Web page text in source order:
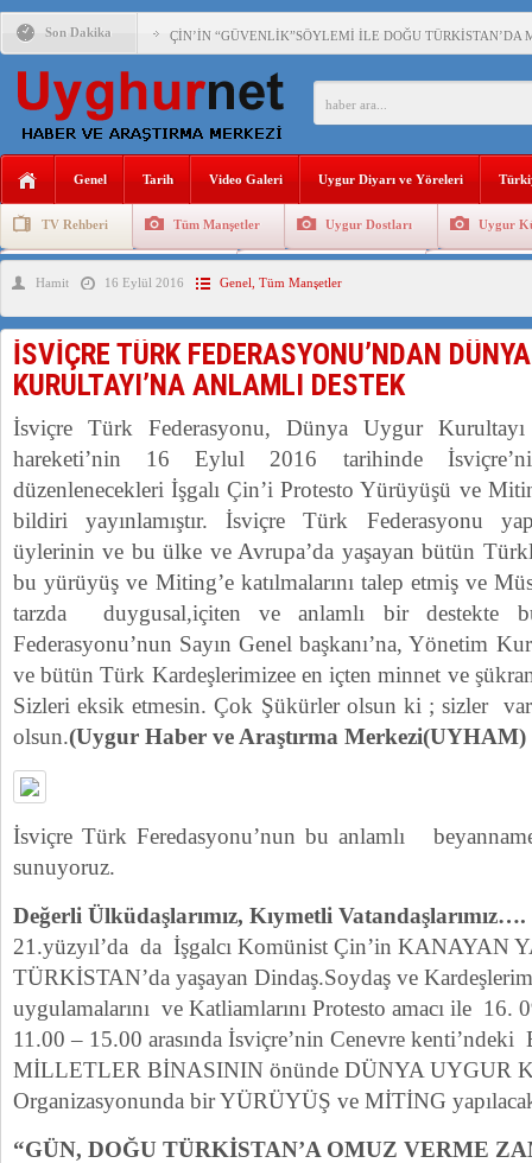
Son Dakika ÇİN’İN “GÜVENLİK”SÖYLEMİ İLE DOĞU TÜRKİSTAN’DA
PAKİSTAN,AFGANİSTAN’DA YAŞAYAN UYGURLARA
ANAHTAR PARTİ GENEL BAŞKANI AĞIRALİOĞLU :
ÇİN’İN DOĞU TÜRKİSTAN’DAKİ UYGULAMALARI
150 YILDIR KAYNAYAN YARAMIZ : ÇİN İŞGALİNDEKİ
ÇİN’İN UYGUR POLİTİKALARINI ÖVEN DİYANET
MHP’DEN URUMÇİ KATLİAMI MESAJİ : 05.07.2009
Genel Tarih Video Galeri Uygur Diyarı ve Yöreleri
TV Rehberi Tüm Manşetler Uygur Dostları Uygur
Uygurlarda Düğün ve Cenaze
Hamit 16 Eylül 2016 Genel Tüm Manşetler
İSVİÇRE TÜRK FEDERASYONU’NDAN
KURULTAYI’NA ANLAMLI DESTEK
İsviçre Türk Federasyonu, Dünya Uygur
hareketi’nin 16 Eylul 2016 tarihinde
düzenlenecekleri İşgalı Çin’i Protesto Yürüyüşü ve
bildiri yayınlamıştır. İsviçre Türk Federasyonu
üylerinin ve bu ülke ve Avrupa’da yaşayan bütün
bu yürüyüş ve Miting’e katılmalarını talep etmiş ve
tarzda duygusal,içiten ve anlamlı bir destekte
Federasyonu’nun Sayın Genel başkanı’na, Yönetim
ve bütün Türk Kardeşlerimizee en içten minnet ve
Sizleri eksik etmesin. Çok Şükürler olsun ki ; sizler
olsun.(Uygur Haber ve Araştırma Merkezi(UYHAM)
İsviçre Türk Feredasyonu’nun bu anlamlı
sunuyoruz.
Değerli Ülküdaşlarımız, Kıymetli Vatandaşlarımız….
21.yüzyıl’da da İşgalcı Komünist Çin’in KANAYAN
TÜRKİSTAN’da yaşayan Dindaş.Soydaş ve
uygulamalarını ve Katliamlarını Protesto amacı ile 16.
11.00 – 15.00 arasında İsviçre’nin Cenevre
MİLLETLER BİNASININ önünde DÜNYA UYGUR
Organizasyonunda bir YÜRÜYÜŞ ve MİTİNG
“GÜN, DOĞU TÜRKİSTAN’A OMUZ VERME